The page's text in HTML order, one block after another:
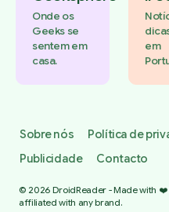
Onde os
Geeks se
sentem em
casa.
em
Sobre nós Política de
Publicidade
Contacto
© 2026 DroidReader - Made with ❤️
affiliated with any brand.